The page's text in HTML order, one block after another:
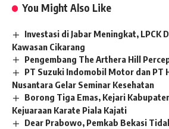
You Might Also Like
Investasi di Jabar Meningkat, LPCK
Kawasan Cikarang
Pengembang The Arthera Hill
PT Suzuki Indomobil Motor dan PT
Nusantara Gelar Seminar Kesehatan
Borong Tiga Emas, Kejari
Kejuaraan Karate Piala Kajati
Dear Prabowo, Pemkab Bekasi